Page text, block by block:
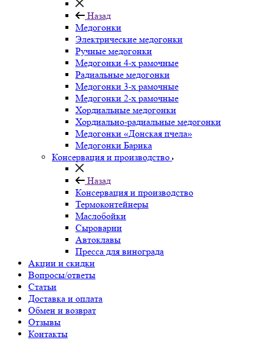
Назад
Медогонки
Электрические медогонки
Ручные медогонки
Медогонки 4-х рамочные
Радиальные медогонки
Медогонки 3-х рамочные
Медогонки 2-х рамочные
Хордиальные медогонки
Хордиально-радиальные медогонки
Медогонки «Донская пчела»
Медогонки Барика
Консервация и производство
Назад
Консервация и производство
Термоконтейнеры
Маслобойки
Сыроварни
Автоклавы
Пресса для винограда
Акции и скидки
Вопросы/ответы
Статьи
Доставка и оплата
Обмен и возврат
Отзывы
Контакты